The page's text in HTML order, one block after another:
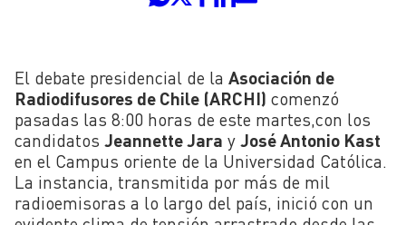
El debate presidencial de la Asociación de
Radiodifusores de Chile (ARCHI) comenzó
pasadas las 8:00 horas de este martes,con los
candidatos Jeannette Jara y José Antonio Kast
en el Campus oriente de la Universidad Católica.
La instancia, transmitida por más de mil
radioemisoras a lo largo del país, inició con un